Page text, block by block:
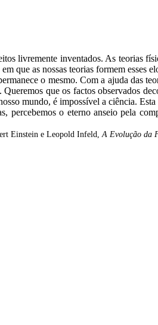
livremente inventados. As teorias
que as nossas teorias formem esses
o mesmo. Com a ajuda das
que os factos observados
mundo, é impossível a ciência. Esta
percebemos o eterno anseio pela
Einstein e Leopold Infeld, A Evolução da